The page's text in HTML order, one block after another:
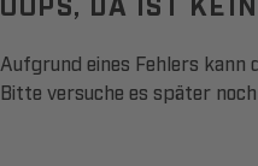
Aufgrund eines Fehlers kann
Bitte versuche es später noch